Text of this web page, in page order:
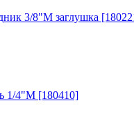
3/8"M заглушка
1/4"М [180410]